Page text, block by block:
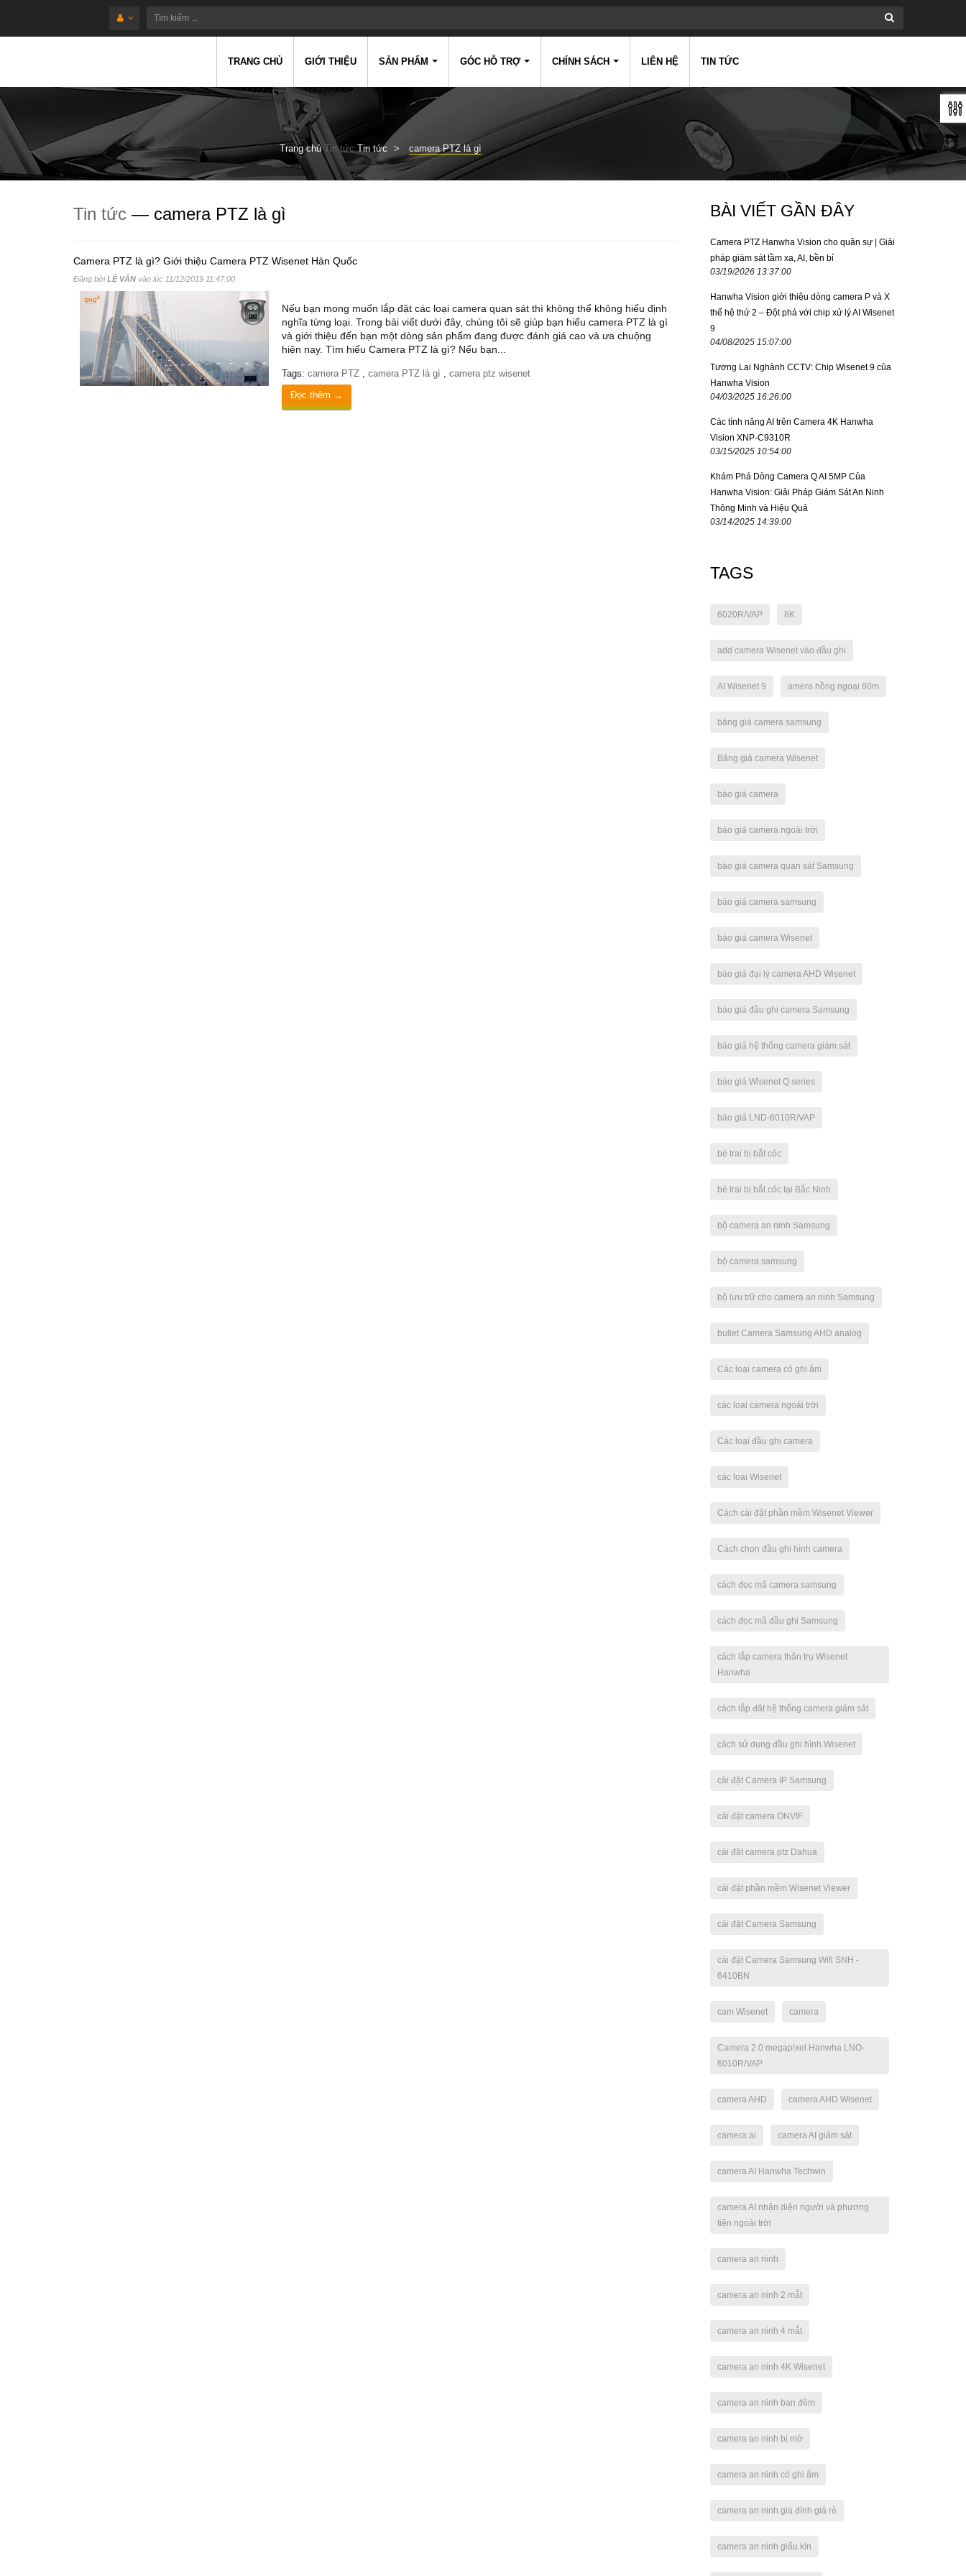
TRANG CHỦ GIỚI THIỆU SẢN PHẨM GÓC HỖ TRỢ CHÍNH SÁCH LIÊN HỆ TIN TỨC
Trang chủ Tin tức Tin tức camera PTZ là gì
Tin tức — camera PTZ là gì
Camera PTZ là gì? Giới thiệu Camera PTZ Wisenet Hàn Quốc
Đăng bởiLỆ VÂN vào lúc 11/12/2019 11:47:00
Nếu bạn mong muốn lắp đặt các loại camera quan sát thì không thể không hiểu định
nghĩa từng loại. Trong bài viết dưới đây, chúng tôi sẽ giúp bạn hiểu camera PTZ là gì
và giới thiệu đến bạn một dòng sản phẩm đang được đánh giá cao và ưa chuộng
hiện nay. Tìm hiểu Camera PTZ là gì? Nếu bạn...
Tags: camera PTZ , camera PTZ là gì , camera ptz wisenet
Đọc thêm →
BÀI VIẾT GẦN ĐÂY
Camera PTZ Hanwha Vision cho quân sự | Giải
pháp giám sát tầm xa, AI, bền bỉ
03/19/2026 13:37:00
Hanwha Vision giới thiệu dòng camera P và X
thế hệ thứ 2 – Đột phá với chip xử lý AI Wisenet
9
04/08/2025 15:07:00
Tương Lai Nghành CCTV: Chip Wisenet 9 của
Hanwha Vision
04/03/2025 16:26:00
Các tính năng AI trên Camera 4K Hanwha
Vision XNP-C9310R
03/15/2025 10:54:00
Khám Phá Dòng Camera Q AI 5MP Của
Hanwha Vision: Giải Pháp Giám Sát An Ninh
Thông Minh và Hiệu Quả
03/14/2025 14:39:00
TAGS
6020R/VAP 8K
add camera Wisenet vào đầu ghi
AI Wisenet 9 amera hồng ngoại 80m
bảng giá camera samsung
Bảng giá camera Wisenet
báo giá camera
báo giá camera ngoài trời
báo giá camera quan sát Samsung
báo giá camera samsung
báo giá camera Wisenet
báo giá đại lý camera AHD Wisenet
báo giá đầu ghi camera Samsung
báo giá hệ thống camera giám sát
báo giá Wisenet Q series
báo giá LND-6010R/VAP
bé trai bị bắt cóc
bé trai bị bắt cóc tại Bắc Ninh
bộ camera an ninh Samsung
bộ camera samsung
bộ lưu trữ cho camera an ninh Samsung
bullet Camera Samsung AHD analog
Các loại camera có ghi âm
các loại camera ngoài trời
Các loại đầu ghi camera
các loại Wisenet
Cách cài đặt phần mềm Wisenet Viewer
Cách chọn đầu ghi hình camera
cách đọc mã camera samsung
cách đọc mã đầu ghi Samsung
cách lắp camera thân trụ Wisenet
Hanwha
cách lắp đặt hệ thống camera giám sát
cách sử dụng đầu ghi hình Wisenet
cài đặt Camera IP Samsung
cài đặt camera ONVIF
cài đặt camera ptz Dahua
cài đặt phần mềm Wisenet Viewer
cài đặt Camera Samsung
cài đặt Camera Samsung Wifi SNH -
6410BN
cam Wisenet camera
Camera 2.0 megapixel Hanwha LNO-
6010R/VAP
camera AHD camera AHD Wisenet
camera ai camera AI giám sát
camera AI Hanwha Techwin
camera AI nhận diện người và phương
tiện ngoài trời
camera an ninh
camera an ninh 2 mắt
camera an ninh 4 mắt
camera an ninh 4K Wisenet
camera an ninh ban đêm
camera an ninh bị mờ
camera an ninh có ghi âm
camera an ninh gia đình giá rẻ
camera an ninh giấu kín